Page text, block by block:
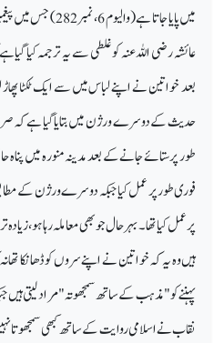
میں پایا جاتا ہے
بعد خواتین نے اپنے لباس میں سے ایک ٹکٹا پھاڑ
حدیث کے دوسرے ورژن میں بتایا گیا ہے کہ
طور پر ستائے جانے کے بعد مدینہ منورہ میں
فوری طور پر عمل کیا جبکہ دوسرے ورژن کے
پر عمل کیا تھا۔ بہر حال جو بھی معاملہ رہا ہو،
ہیں وہ یہ کہ خواتین نے اپنے سروں کو ڈھانکا
پہننے کو " مذہب کے ساتھ سمجھوتہ" مراد لیتی ہیں
نقاب نے اسلامی روایت کے ساتھ کبھی سمجھوتا